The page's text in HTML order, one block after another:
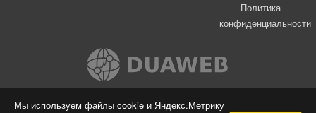
Мы используем файлы cookie и Яндекс.Метрику
Политика
конфиденциальности
Вконтакте